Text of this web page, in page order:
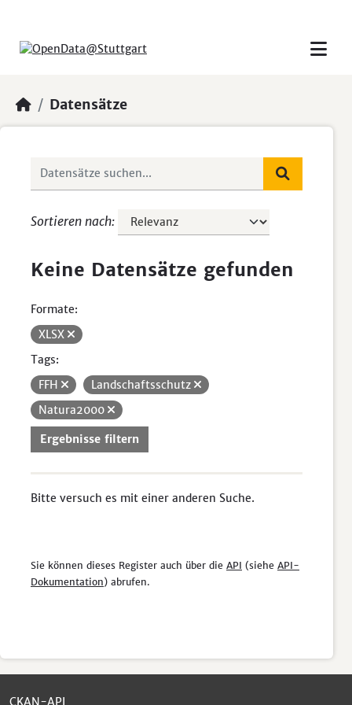
Datensätze
Sortieren nach
Keine Datensätze gefunden
Formate:
XLSX
Tags:
FFH
Landschaftsschutz
Natura2000
Ergebnisse filtern
Bitte versuch es mit einer anderen Suche.
Sie können dieses Register auch über die API (siehe API-
Dokumentation) abrufen.
CKAN-API